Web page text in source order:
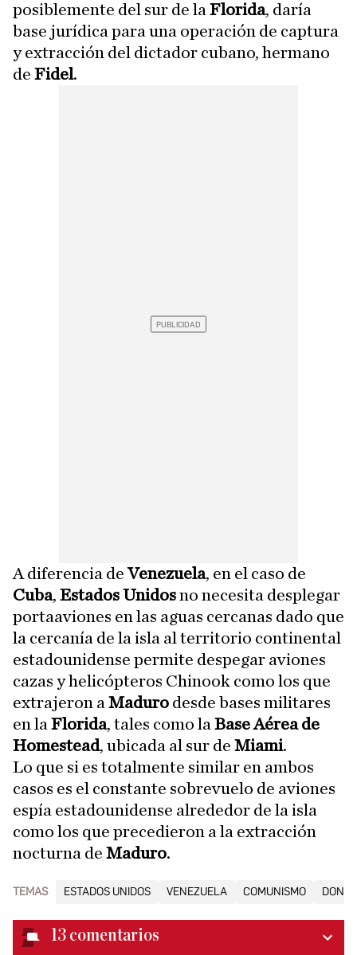
posiblemente del sur de la Florida, daría
base jurídica para una operación de captura
y extracción del dictador cubano, hermano
de Fidel.
A diferencia deVenezuela, en el caso de
Cuba, Estados Unidosno necesita desplegar
portaaviones en las aguas cercanas dado que
la cercanía de la isla al territorio continental
estadounidense permite despegar aviones
cazas y helicópteros Chinook como los que
extrajeron a Maduro desde bases militares
en la Florida, tales como la Base Aérea de
Homestead, ubicada al sur de Miami.
Lo que si es totalmente similar en ambos
casos es el constante sobrevuelo de aviones
espía estadounidense alrededor de la isla
como los que precedieron a la extracción
nocturna de Maduro.
TEMAS ESTADOS UNIDOS VENEZUELA COMUNISMO
13 comentarios